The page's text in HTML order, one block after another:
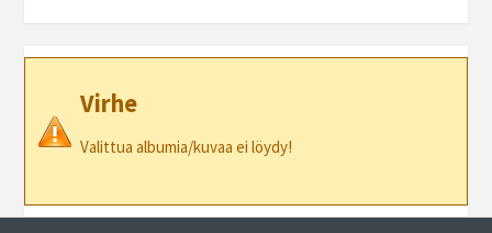
Virhe
Valittua albumia/kuvaa ei löydy!